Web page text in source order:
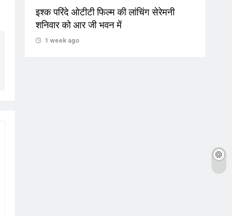
इश्क परिंदे ओटीटी फिल्म की लांचिंग सेरेमनी
शनिवार को आर जी भवन में
1 week ago